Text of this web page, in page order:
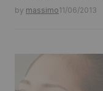
by massimo11/06/2013